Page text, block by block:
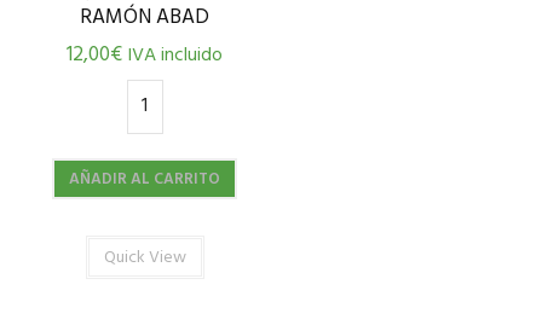
RAMÓN ABAD
12,00€IVA incluido
AÑADIR AL CARRITO
Quick View